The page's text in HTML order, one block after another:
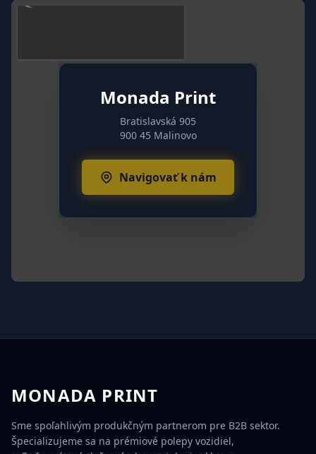
Monada Print
Bratislavská 905
900 45 Malinovo
Navigovať k nám
MONADA PRINT
Sme spoľahlivým produkčným partnerom pre B2B sektor.
Špecializujeme sa na prémiové polepy vozidiel,